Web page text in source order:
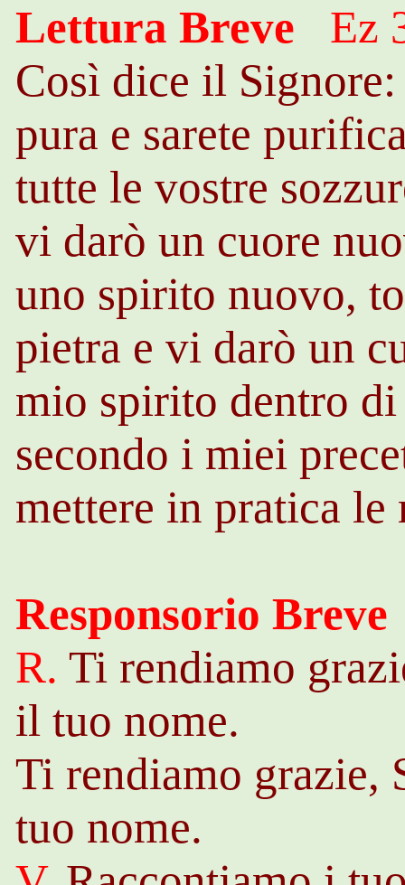
Lettura Breve Ez
Così dice il
pura e sarete
tutte le vostre
vi darò un cuore
uno spirito nuovo,
pietra e vi darò un
mio spirito dentro
secondo i miei
mettere in pratica le
Responsorio Breve
R. Ti rendiamo
il tuo nome.
Ti rendiamo grazie,
tuo nome.